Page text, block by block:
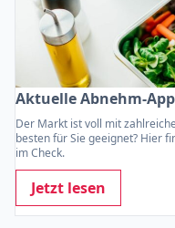
Aktuelle Abnehm-
Der Markt ist voll mit
besten für Sie geeignet? Hier
im Check.
Jetzt lesen